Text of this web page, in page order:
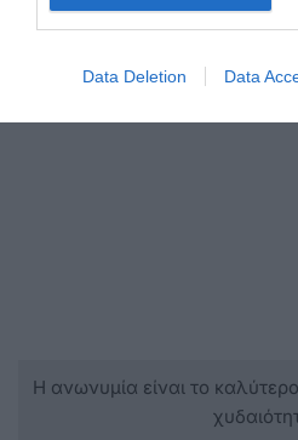
Data Deletion Data
Η ανωνυμία είναι το